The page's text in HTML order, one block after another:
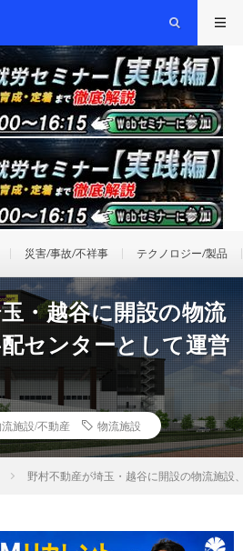
災害/事故/不祥事 テクノロジー/製品
・越谷に開設の物流
センターとして運営
流施設/不動産 物流施設
野村不動産が埼玉・越谷に開設の物流施設